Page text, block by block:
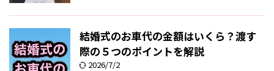
結婚式のお車代の金額はいくら？渡す
際の５つのポイントを解説
2026/7/2